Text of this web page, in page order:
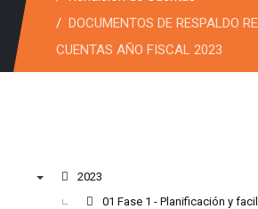
DOCUMENTOS DE RESPALDO
CUENTAS AÑO FISCAL 2023
2023
01 Fase 1 - Planificación y